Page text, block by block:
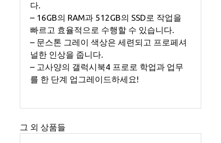
다.
– 16GB의 RAM과 512GB의 SSD로 작업을
빠르고 효율적으로 수행할 수 있습니다.
– 문스톤 그레이 색상은 세련되고 프로페셔
널한 인상을 줍니다.
– 고사양의 갤럭시북4 프로로 학업과 업무
를 한 단계 업그레이드하세요!
그 외 상품들